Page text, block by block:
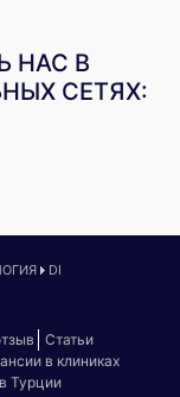
НАС В
СЕТЯХ:
DI
Статьи
в клиниках
Турции